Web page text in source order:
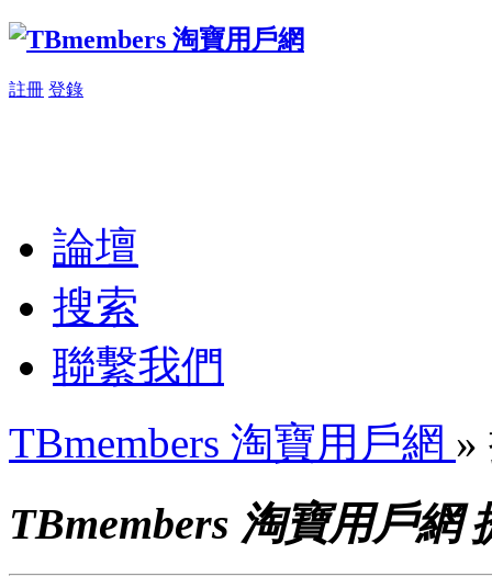
註冊 登錄
論壇
搜索
聯繫我們
TBmembers 淘寶用戶網 »
TBmembers 淘寶用戶網